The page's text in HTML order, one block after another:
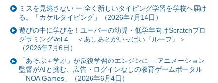
ミスを見逃さない ー 全く新しいタイピング学習を学校へ届け
る。「カケルタイピング」（2026年7月14日）
遊びの中に学びを！ユーバーの幼児・低学年向けScratchプロ
グラミングVol.4 ＜あしあとがいっぱい『ループ』＞
（2026年7月6日）
「あそぶ＋学ぶ」が反復学習のエンジンに ─ アニメーション
監督がAIと挑む、広告・ログインなしの教育ゲームポータル
「NOA Games」（2026年6月4日）